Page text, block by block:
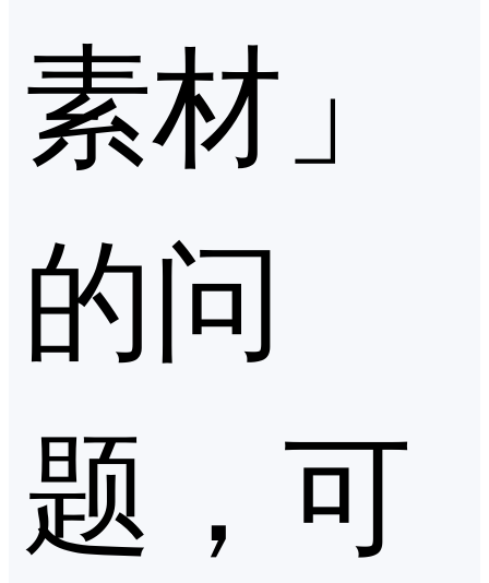
素材」
的问
题，可